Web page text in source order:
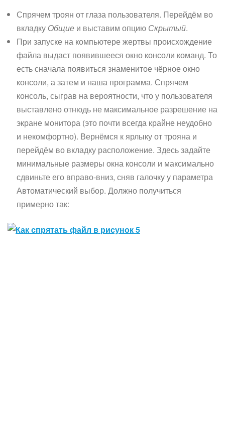
Спрячем троян от глаза пользователя. Перейдём во
вкладку Общие и выставим опцию Скрытый.
При запуске на компьютере жертвы происхождение
файла выдаст появившееся окно консоли команд. То
есть сначала появиться знаменитое чёрное окно
консоли, а затем и наша программа. Спрячем
консоль, сыграв на вероятности, что у пользователя
выставлено отнюдь не максимальное разрешение на
экране монитора (это почти всегда крайне неудобно
и некомфортно). Вернёмся к ярлыку от трояна и
перейдём во вкладку расположение. Здесь задайте
минимальные размеры окна консоли и максимально
сдвиньте его вправо-вниз, сняв галочку у параметра
Автоматический выбор. Должно получиться
примерно так: